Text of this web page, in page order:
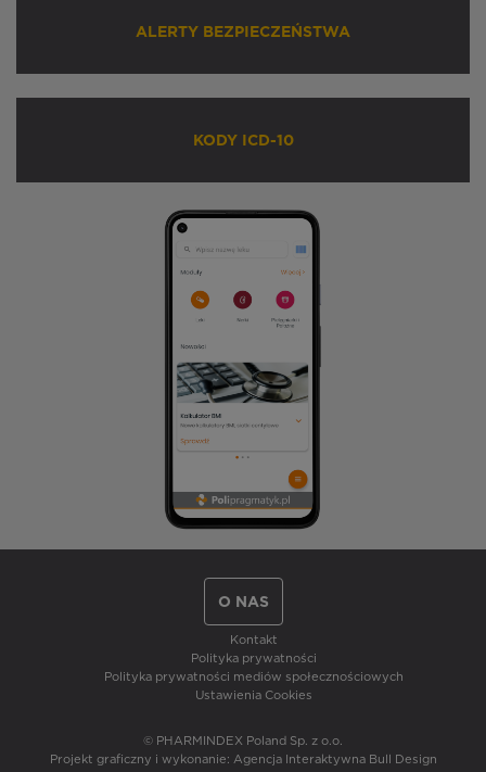
ALERTY BEZPIECZEŃSTWA
KODY ICD-10
O NAS
Kontakt
Polityka prywatności
Polityka prywatności mediów społecznościowych
Ustawienia Cookies
© PHARMINDEX Poland Sp. z o.o.
Projekt graficzny i wykonanie: Agencja Interaktywna Bull Design